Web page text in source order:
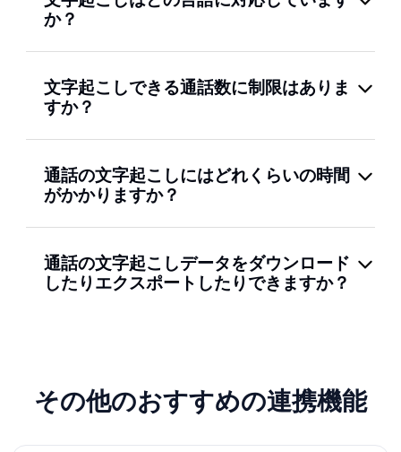
か？
文字起こしできる通話数に制限はありま
すか？
通話の文字起こしにはどれくらいの時間
がかかりますか？
通話の文字起こしデータをダウンロード
したりエクスポートしたりできますか？
その他のおすすめの連携機能